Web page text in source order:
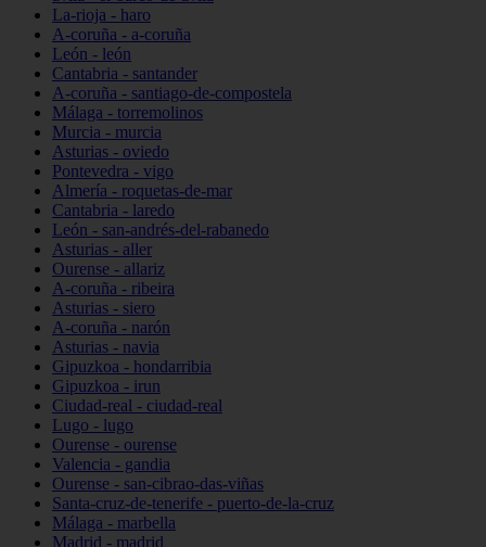
La-rioja - haro
A-coruña - a-coruña
León - león
Cantabria - santander
A-coruña - santiago-de-compostela
Málaga - torremolinos
Murcia - murcia
Asturias - oviedo
Pontevedra - vigo
Almería - roquetas-de-mar
Cantabria - laredo
León - san-andrés-del-rabanedo
Asturias - aller
Ourense - allariz
A-coruña - ribeira
Asturias - siero
A-coruña - narón
Asturias - navia
Gipuzkoa - hondarribia
Gipuzkoa - irun
Ciudad-real - ciudad-real
Lugo - lugo
Ourense - ourense
Valencia - gandia
Ourense - san-cibrao-das-viñas
Santa-cruz-de-tenerife - puerto-de-la-cruz
Málaga - marbella
Madrid - madrid